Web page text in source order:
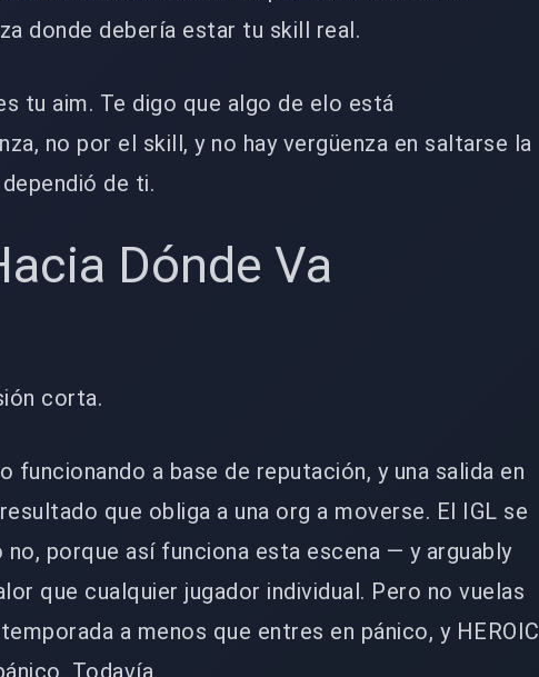
donde debería estar tu skill real.
tu aim. Te digo que algo de elo está
no por el skill, y no hay vergüenza en saltarse la
de ti.
Dónde Va
corta.
funcionando a base de reputación, y una salida en
que obliga a una org a moverse. El IGL se
porque así funciona esta escena — y arguably
que cualquier jugador individual. Pero no vuelas
a menos que entres en pánico, y HEROIC
Todavía.